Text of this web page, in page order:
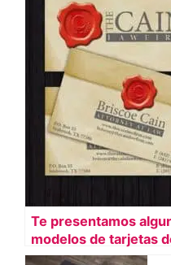
Te presentamos
modelos de tarjetas